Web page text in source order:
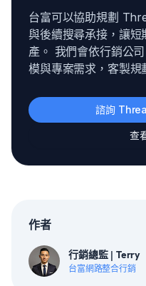
台富可以協助規劃
與後續搜尋承接，讓
產。 我們會依行銷公
模與專案需求，客製規
諮詢
查
作者
行銷總監 | Terry
台富網路整合行銷